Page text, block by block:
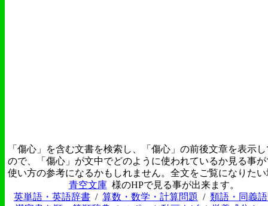
「傷心」を含む文書を検索し、「傷心」の前後文章を表示
ので、「傷心」が文中でどのように使われているか見る事
使い方の参考になるかもしれません。全文をご覧になりた
青空文庫 様のHPで見る事が出来ます。
英単語・英語辞書 / 算数・数学・計算問題 / 類語・同義